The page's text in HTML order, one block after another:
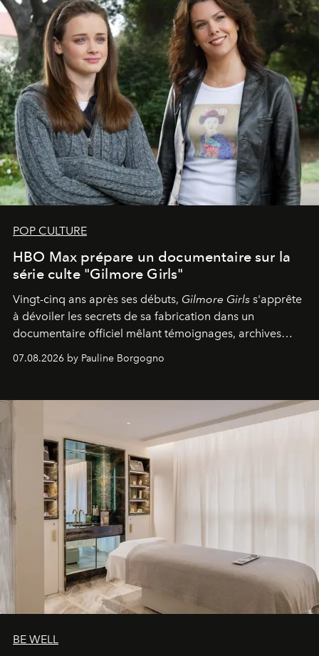
POP CULTURE
HBO Max prépare un documentaire sur la
série culte "Gilmore Girls"
Vingt-cinq ans après ses débuts, Gilmore Girls s'apprête
à dévoiler les secrets de sa fabrication dans un
documentaire officiel mêlant témoignages, archives
inédites et plongée dans les coulisses d'un phénomène
générationnel.
07.08.2026 by Pauline Borgogno
BE WELL